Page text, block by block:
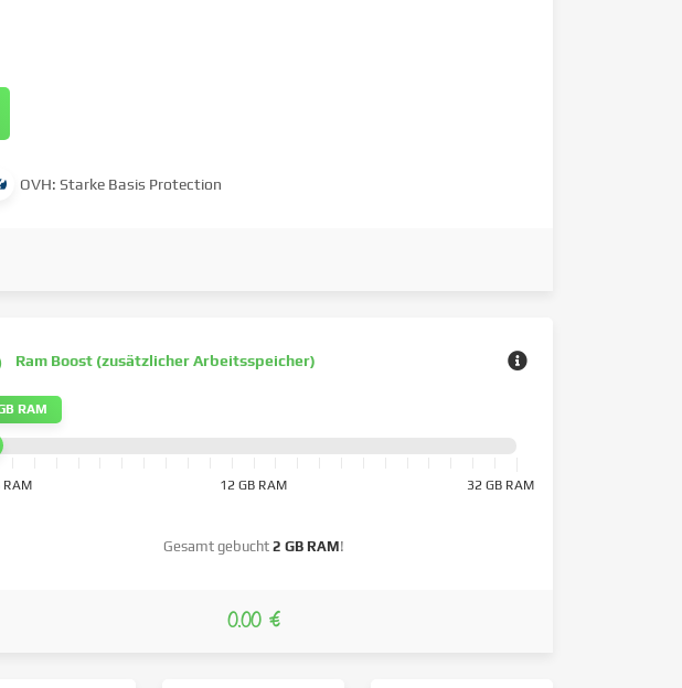
OVH: Starke Basis Protection
Ram Boost (zusätzlicher Arbeitsspeicher)
RAM 12 GB RAM 32 GB RAM
Gesamt gebucht 2 GB RAM!
RAM
0.00 €